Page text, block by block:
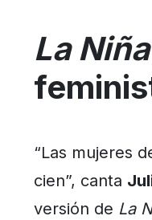
La
“Las mujeres
cien”, canta
versión de La